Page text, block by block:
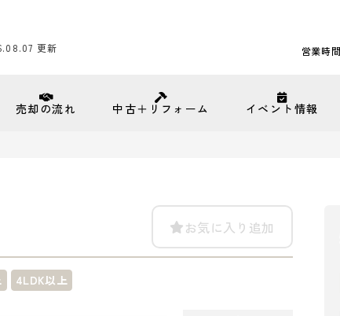
更新 営業時
売却の流れ 中古＋リフォーム イベント情報
お気に入り追加
4LDK以上